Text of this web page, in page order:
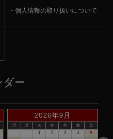
個人情報の取り扱いについて
ダー
2026年9月
日 月 火 水 木 金
土
1
2 3 4
5